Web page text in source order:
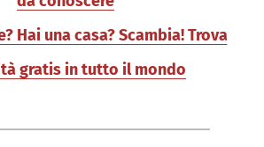
Hai una casa? Scambia! Trova
gratis in tutto il mondo